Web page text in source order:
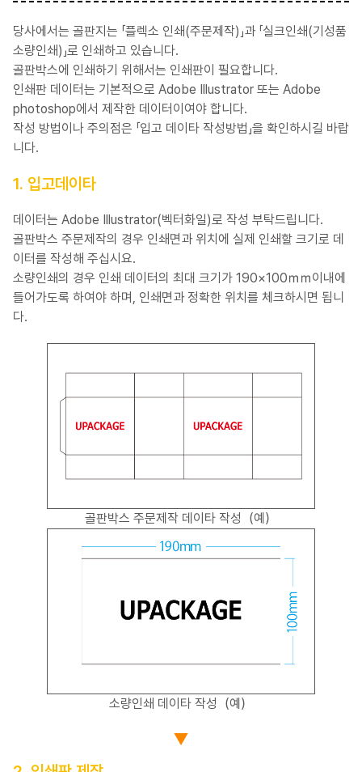
당사에서는 골판지는 「플렉소 인쇄(주문제작)」과 「실크인쇄(기성품
소량인쇄)」로 인쇄하고 있습니다.
골판박스에 인쇄하기 위해서는 인쇄판이 필요합니다.
인쇄판 데이터는 기본적으로 Adobe Illustrator 또는 Adobe
photoshop에서 제작한 데이터이여야 합니다.
작성 방법이나 주의점은 「입고 데이타 작성방법」을 확인하시길 바랍
니다.
1. 입고데이타
데이터는 Adobe Illustrator(벡터화일)로 작성 부탁드립니다.
골판박스 주문제작의 경우 인쇄면과 위치에 실제 인쇄할 크기로 데
이터를 작성해 주십시요.
소량인쇄의 경우 인쇄 데이터의 최대 크기가 190×100ｍｍ이내에
들어가도록 하여야 하며, 인쇄면과 정확한 위치를 체크하시면 됩니
다.
골판박스 주문제작 데이타 작성（예）
소량인쇄 데이타 작성（예）